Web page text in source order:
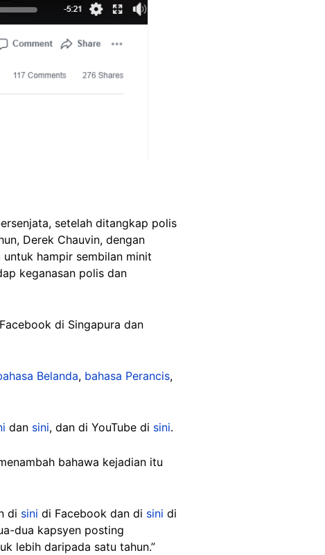
setelah ditangkap polis
Derek Chauvin, dengan
hampir sembilan minit
keganasan polis dan
di Singapura dan
Belanda, bahasa Perancis,
dan sini, dan di YouTube di sini.
bahawa kejadian itu
di sini di Facebook dan di sini di
dua kapsyen posting
lebih daripada satu tahun.”